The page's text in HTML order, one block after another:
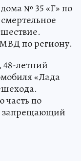
№ 35 «Г» по
по региону.
летний
«Лада
по
запрещающий